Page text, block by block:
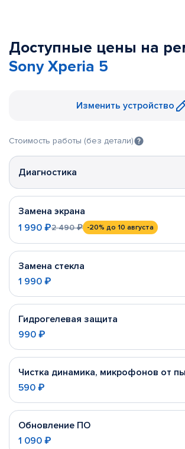
Доступные цены на
Sony Xperia 5
Изменить устройство
Стоимость работы (без детали)
Диагностика
Замена экрана
1 990 ₽2 490 ₽ -20% до 10 августа
Замена стекла
1 990 ₽
Гидрогелевая защита
990 ₽
Чистка динамика, микрофонов от
590 ₽
Обновление ПО
1 090 ₽